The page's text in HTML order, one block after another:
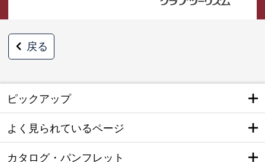
戻る
ピックアップ
よく見られているページ
カタログ・パンフレット